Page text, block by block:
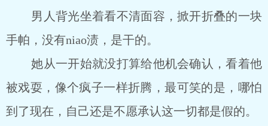
男人背光坐着看不清面容，掀开折叠的一块
手帕，没有niao渍，是干的。
她从一开始就没打算给他机会确认，看着他
被戏耍，像个疯子一样折腾，最可笑的是，哪怕
到了现在，自己还是不愿承认这一切都是假的。